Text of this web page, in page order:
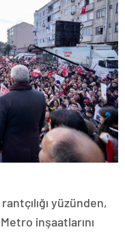
yüzünden,
inşaatlarını